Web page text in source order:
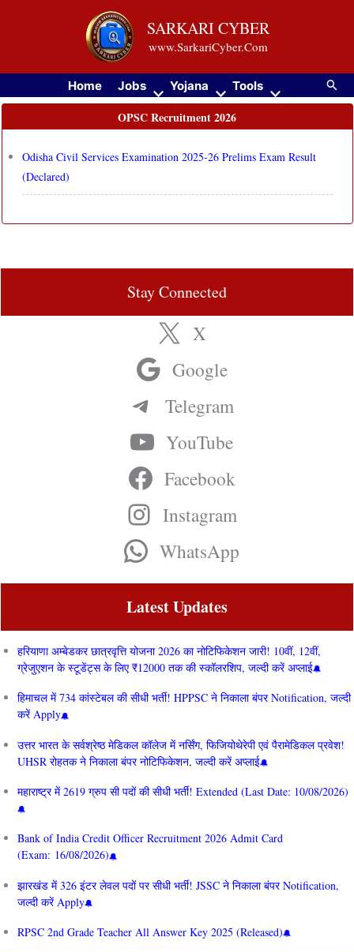
SARKARI CYBER
www.SarkariCyber.Com
Home Jobs Yojana Tools
OPSC Recruitment 2026
Odisha Civil Services Examination 2025-26 Prelims Exam Result
(Declared)
Stay Connected
X
Google
Telegram
YouTube
Facebook
Instagram
WhatsApp
Latest Updates
हरियाणा अम्बेडकर छात्रवृत्ति योजना 2026 का नोटिफिकेशन जारी! 10वीं, 12वीं,
ग्रेजुएशन के स्टूडेंट्स के लिए ₹12000 तक की स्कॉलरशिप, जल्दी करें अप्लाई
हिमाचल में 734 कांस्टेबल की सीधी भर्ती! HPPSC ने निकाला बंपर Notification, जल्दी
करें Apply
उत्तर भारत के सर्वश्रेष्ठ मेडिकल कॉलेज में नर्सिंग, फिजियोथेरेपी एवं पैरामेडिकल प्रवेश!
UHSR रोहतक ने निकाला बंपर नोटिफिकेशन, जल्दी करें अप्लाई
महाराष्ट्र में 2619 ग्रुप सी पदों की सीधी भर्ती! Extended (Last Date: 10/08/2026)
Bank of India Credit Officer Recruitment 2026 Admit Card
(Exam: 16/08/2026)
झारखंड में 326 इंटर लेवल पदों पर सीधी भर्ती! JSSC ने निकाला बंपर Notification,
जल्दी करें Apply
RPSC 2nd Grade Teacher All Answer Key 2025 (Released)